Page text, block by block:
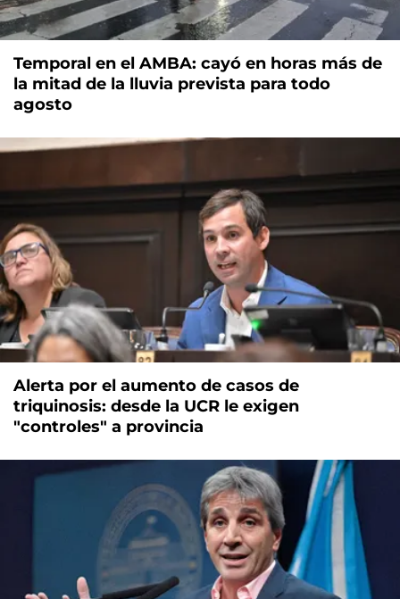
Temporal en el AMBA: cayó en horas más de
la mitad de la lluvia prevista para todo
agosto
Alerta por el aumento de casos de
triquinosis: desde la UCR le exigen
"controles" a provincia